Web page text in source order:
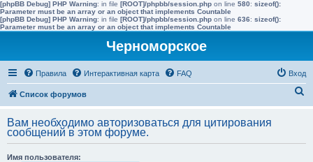
[phpBB Debug] PHP Warning: in file [ROOT]/phpbb/session.php on line 580: sizeof():
Parameter must be an array or an object that implements Countable
[phpBB Debug] PHP Warning: in file [ROOT]/phpbb/session.php on line 636: sizeof():
Parameter must be an array or an object that implements Countable
Черноморское
Правила Интерактивная карта FAQ Вход
Список форумов
с
Вам необходимо авторизоваться для цитирования
сообщений в этом форуме.
Имя пользователя: